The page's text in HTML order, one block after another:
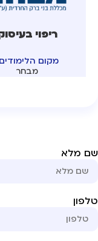
ריפוי בעיסוק
מקום הלימודים:
מבחר
מלא